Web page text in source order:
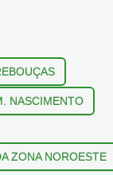
NASCIMENTO
ZONA NOROESTE